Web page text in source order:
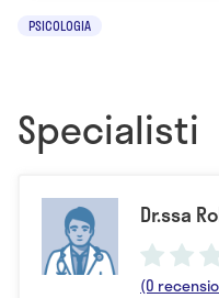
PSICOLOGIA
Specialisti
Dr.ssa
(0